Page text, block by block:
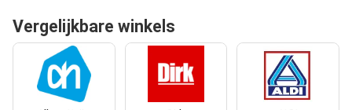
Vergelijkbare winkels